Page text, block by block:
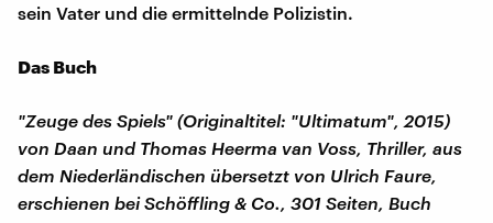
sein Vater und die ermittelnde Polizistin.
Das Buch
"Zeuge des Spiels" (Originaltitel: "Ultimatum", 2015)
von Daan und Thomas Heerma van Voss, Thriller, aus
dem Niederländischen übersetzt von Ulrich Faure,
erschienen bei Schöffling & Co., 301 Seiten, Buch